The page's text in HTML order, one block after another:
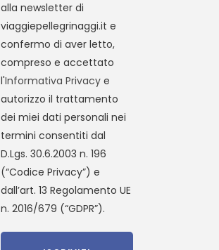
alla newsletter di
viaggiepellegrinaggi.it e
confermo di aver letto,
compreso e accettato
l'Informativa Privacy e
autorizzo il trattamento
dei miei dati personali nei
termini consentiti dal
D.Lgs. 30.6.2003 n. 196
(“Codice Privacy”) e
dall’art. 13 Regolamento UE
n. 2016/679 (“GDPR”).